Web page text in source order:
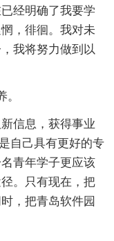
经明确了我要学
，徘徊。我对未
我将努力做到以
信息，获得事业
自己具有更好的专
青年学子更应该
。只有现在，把
，把青岛软件园